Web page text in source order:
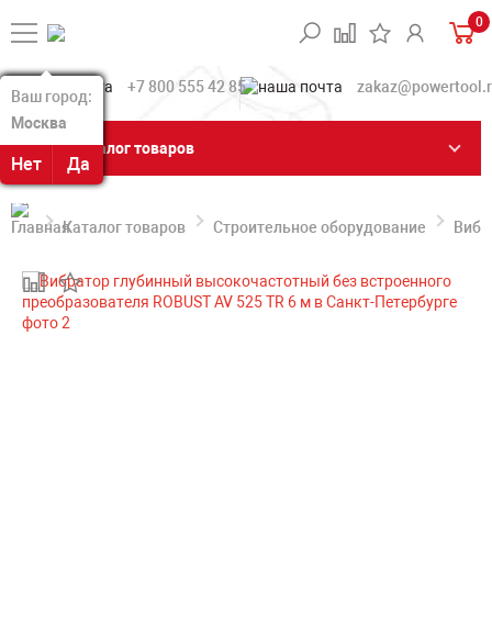
Ваш город:
Москва
Нет Да
Ваш город:
Москва
Нет Да
0
+7 800 555 42 85
Каталог товаров
Каталог товаров Строительное оборудование